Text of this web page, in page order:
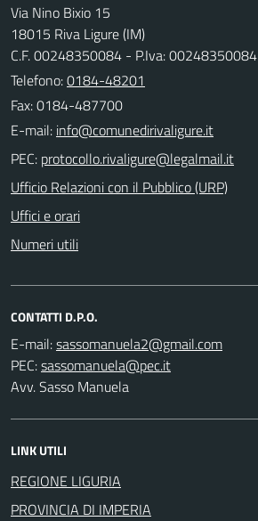
Via Nino Bixio 15
18015 Riva Ligure (IM)
C.F. 00248350084 - P.Iva: 00248350084
Telefono:0184-48201
Fax: 0184-487700
E-mail:
PEC:
Ufficio Relazioni con il Pubblico (URP)
Uffici e orari
Numeri utili
CONTATTI D.P.O.
E-mail:
PEC:
Avv. Sasso Manuela
LINK UTILI
REGIONE LIGURIA
PROVINCIA DI IMPERIA